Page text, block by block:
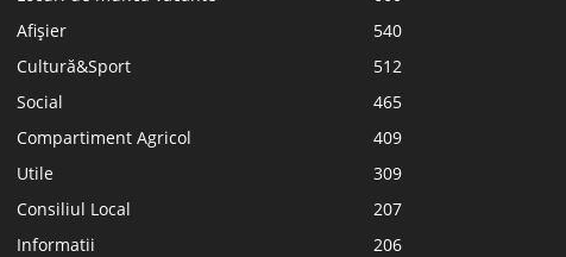
Afișier
540
Cultură&Sport
512
Social
465
Compartiment Agricol
409
Utile
309
Consiliul Local
207
Informatii
206